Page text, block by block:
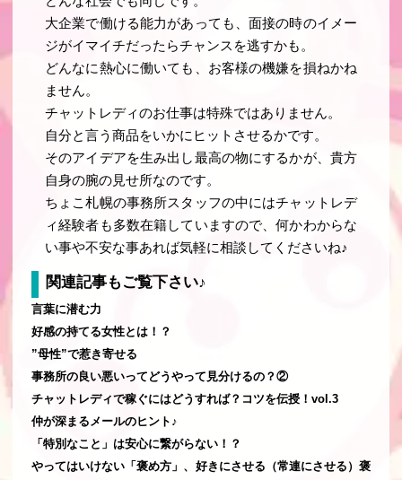
大企業で働ける能力があっても、面接の時のイメー
ジがイマイチだったらチャンスを逃すかも。
どんなに熱心に働いても、お客様の機嫌を損ねかね
ません。
チャットレディのお仕事は特殊ではありません。
自分と言う商品をいかにヒットさせるかです。
そのアイデアを生み出し最高の物にするかが、貴方
自身の腕の見せ所なのです。
ちょこ札幌の事務所スタッフの中にはチャットレデ
ィ経験者も多数在籍していますので、何かわからな
い事や不安な事あれば気軽に相談してくださいね♪
関連記事もご覧下さい♪
言葉に潜む力
好感の持てる女性とは！？
”母性”で惹き寄せる
事務所の良い悪いってどうやって見分けるの？②
チャットレディで稼ぐにはどうすれば？コツを伝授！vol.3
仲が深まるメールのヒント♪
「特別なこと」は安心に繋がらない！？
やってはいけない「褒め方」、好きにさせる（常連にさせる）褒